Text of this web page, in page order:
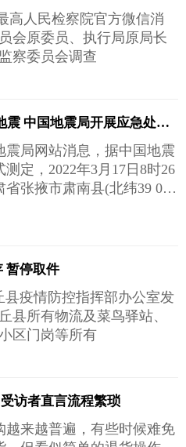
人民检察院官方微信消
会原委员、执行局原局长
察委员会调查
甘肃张掖肃南县发生5.1级地震 中国地震局开展应急处置工作
震局网站消息，据中国地震
测定，2022年3月17日8时26
省张掖市肃南县(北纬39 02
暂停取件
疫情防控指挥部办公室发
县所有物流及菜鸟驿站、
区门岗等所有
访者直言流程繁琐
来越普遍，有些时候难免